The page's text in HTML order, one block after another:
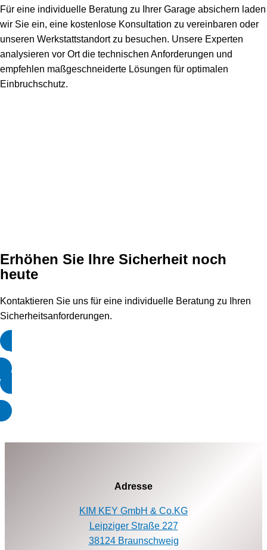
Für eine individuelle Beratung zu Ihrer Garage absichern laden
wir Sie ein, eine kostenlose Konsultation zu vereinbaren oder
unseren Werkstattstandort zu besuchen. Unsere Experten
analysieren vor Ort die technischen Anforderungen und
empfehlen maßgeschneiderte Lösungen für optimalen
Einbruchschutz.
Erhöhen Sie Ihre Sicherheit noch
heute
Kontaktieren Sie uns für eine individuelle Beratung zu Ihren
Sicherheitsanforderungen.
KONTAKTIEREN SIE UNS
ANGEBOT ANFORDERN
Adresse
KIM KEY GmbH & Co.KG
Leipziger Straße 227
38124 Braunschweig